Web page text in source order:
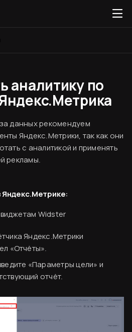
аналитику по
данных рекомендуем
Яндекс.Метрики, так как они
с аналитикой и применять
рекламы.
Яндекс.Метрике:
Widster
Яндекс.Метрики
«Отчёты».
«Параметры цели» и
отчёт.